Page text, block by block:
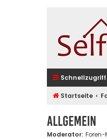
Schnellzugriff
Startseite
Allgemein
Moderator: Foren-